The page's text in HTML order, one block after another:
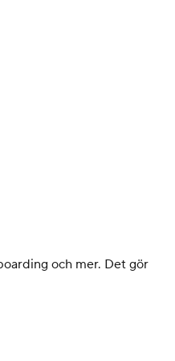
och mer. Det gör